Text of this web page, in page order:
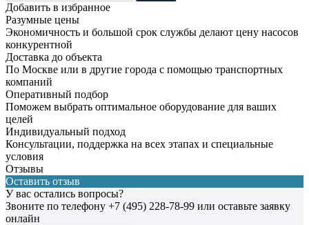
Добавить в избранное
Разумные цены
Экономичность и большой срок службы делают цену насосов
конкурентной
Доставка до объекта
По Москве или в другие города с помощью транспортных
компаний
Оперативный подбор
Поможем выбрать оптимальное оборудование для ваших
целей
Индивидуальный подход
Консультации, поддержка на всех этапах и специальные
условия
Отзывы
Оставить отзыв
У вас остались вопросы?
Звоните по телефону +7 (495) 228-78-99 или оставьте заявку
онлайн